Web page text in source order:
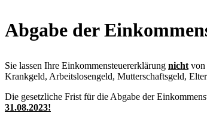
Abgabe der
Sie lassen Ihre Einkommensteuererklärung nicht von
Krankgeld, Arbeitslosengeld, Mutterschaftsgeld,
Die gesetzliche Frist für die Abgabe der
31.08.2023!